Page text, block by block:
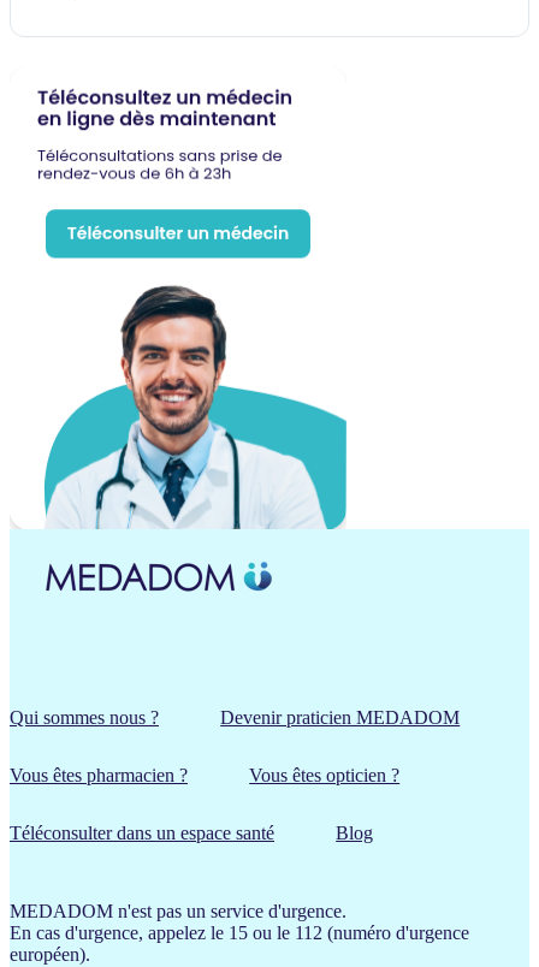
Qui sommes nous ? Devenir praticien MEDADOM
Vous êtes pharmacien ? Vous êtes opticien ?
Téléconsulter dans un espace santé Blog
MEDADOM n'est pas un service d'urgence.
En cas d'urgence, appelez le 15 ou le 112 (numéro d'urgence
européen).